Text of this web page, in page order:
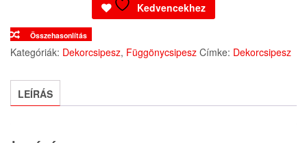
(2db/cs.)
mennyiség
Kedvencekhez
Összehasonlítás
Kategóriák: Dekorcsipesz, Függönycsipesz Címke: Dekorcsipesz
LEÍRÁS